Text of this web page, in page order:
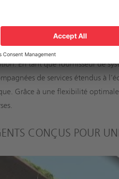
le monde entier
C'est pourquoi nous les
En tant que fournisseur de
de services étendus à
Grâce à une flexibilité
CONÇUS POUR